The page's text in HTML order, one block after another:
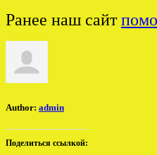
Ранее наш сайт
Author: admin
Поделиться ссылкой: